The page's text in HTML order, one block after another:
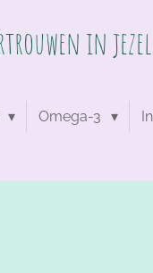
in
Omega-3